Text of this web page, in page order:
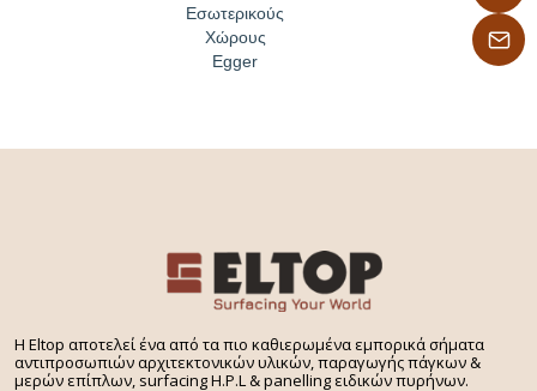
Εσωτερικούς
Χώρους
Egger
H Eltop αποτελεί ένα από τα πιο καθιερωμένα εμπορικά σήματα
αντιπροσωπιών αρχιτεκτονικών υλικών, παραγωγής πάγκων &
μερών επίπλων, surfacing H.P.L & panelling ειδικών πυρήνων.